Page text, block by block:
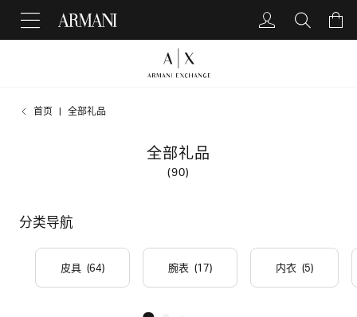
首页 全部礼品
全部礼品
(90)
分类导航
皮具 (64) 腕表 (17) 内衣 (5)